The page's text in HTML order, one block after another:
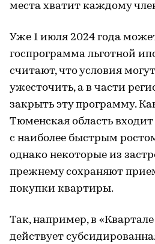
места хватит каждому
Уже 1 июля 2024 года
госпрограмма льготной
считают, что условия
ужесточить, а в части
закрыть эту программу.
Тюменская область входит
с наиболее быстрым
однако некоторые из
прежнему сохраняют
покупки квартиры.
Так, например, в
действует